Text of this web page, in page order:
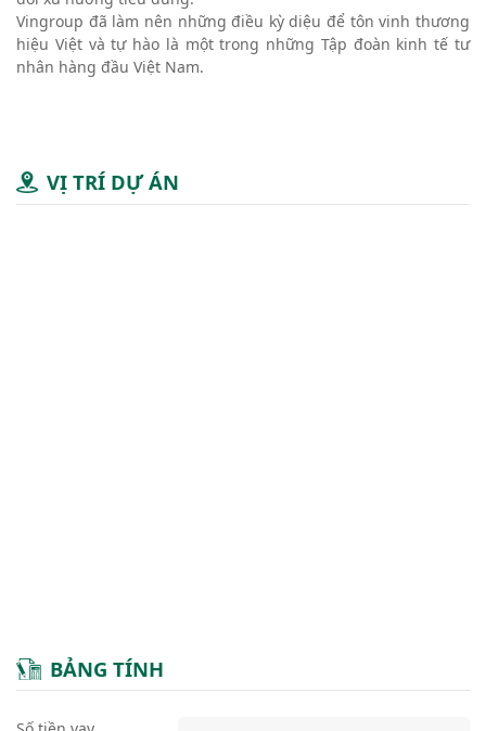
Vingroup đã làm nên những điều kỳ diệu để tôn vinh thương
hiệu Việt và tự hào là một trong những Tập đoàn kinh tế tư
nhân hàng đầu Việt Nam.
VỊ TRÍ DỰ ÁN
BẢNG TÍNH